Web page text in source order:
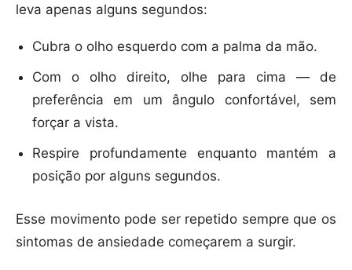
leva apenas alguns segundos:
Cubra o olho esquerdo com a palma da mão.
Com o olho direito, olhe para cima — de
preferência em um ângulo confortável, sem
forçar a vista.
Respire profundamente enquanto mantém a
posição por alguns segundos.
Esse movimento pode ser repetido sempre que os
sintomas de ansiedade começarem a surgir.